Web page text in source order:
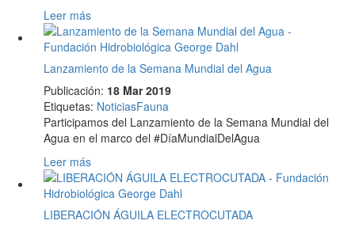
Leer más
Lanzamiento de la Semana Mundial del Agua
Publicación: 18 Mar 2019
Etiquetas: NoticiasFauna
Participamos del Lanzamiento de la Semana Mundial del
Agua en el marco del #DíaMundialDelAgua
Leer más
LIBERACIÓN ÁGUILA ELECTROCUTADA